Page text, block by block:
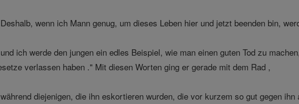
Deshalb, wenn ich Mann genug, um dieses Leben hier und jetzt beenden bin,
und ich werde den jungen ein edles Beispiel, wie man einen guten Tod zu
verlassen haben ." Mit diesen Worten ging er gerade mit dem Rad ,
während diejenigen, die ihn eskortieren wurden, die vor kurzem so gut gegen